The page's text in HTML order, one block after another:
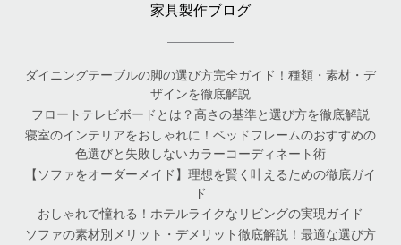
家具製作ブログ
ダイニングテーブルの脚の選び方完全ガイド！種類・素材・デ
ザインを徹底解説
フロートテレビボードとは？高さの基準と選び方を徹底解説
寝室のインテリアをおしゃれに！ベッドフレームのおすすめの
色選びと失敗しないカラーコーディネート術
【ソファをオーダーメイド】理想を賢く叶えるための徹底ガイ
ド
おしゃれで憧れる！ホテルライクなリビングの実現ガイド
ソファの素材別メリット・デメリット徹底解説！最適な選び方